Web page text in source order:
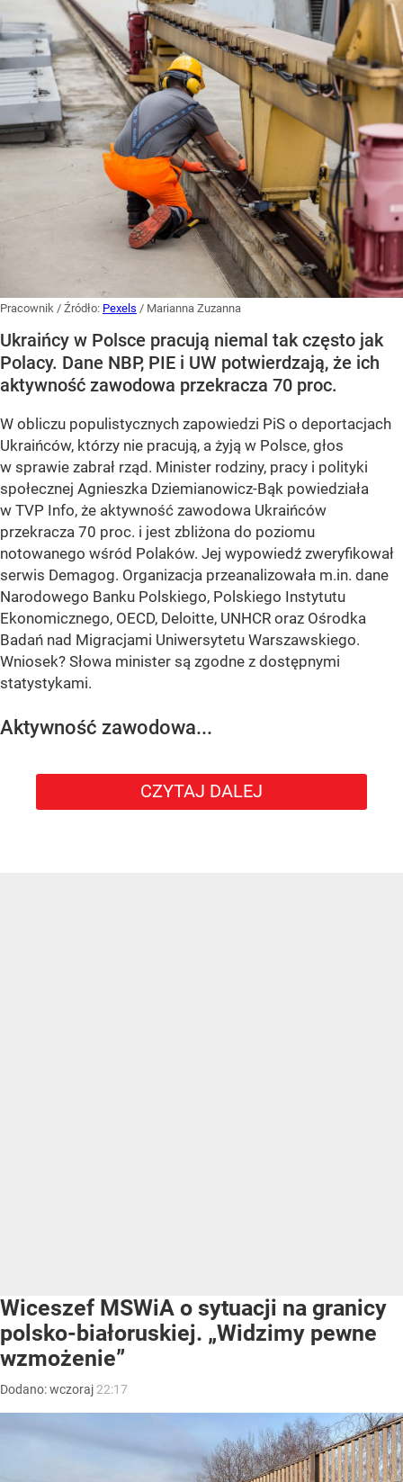
Pracownik / Źródło: Pexels / Marianna Zuzanna
Ukraińcy w Polsce pracują niemal tak często jak
Polacy. Dane NBP, PIE i UW potwierdzają, że ich
aktywność zawodowa przekracza 70 proc.
W obliczu populistycznych zapowiedzi PiS o deportacjach
Ukraińców, którzy nie pracują, a żyją w Polsce, głos
w sprawie zabrał rząd. Minister rodziny, pracy i polityki
społecznej Agnieszka Dziemianowicz-Bąk powiedziała
w TVP Info, że aktywność zawodowa Ukraińców
przekracza 70 proc. i jest zbliżona do poziomu
notowanego wśród Polaków. Jej wypowiedź zweryfikował
serwis Demagog. Organizacja przeanalizowała m.in. dane
Narodowego Banku Polskiego, Polskiego Instytutu
Ekonomicznego, OECD, Deloitte, UNHCR oraz Ośrodka
Badań nad Migracjami Uniwersytetu Warszawskiego.
Wniosek? Słowa minister są zgodne z dostępnymi
statystykami.
Aktywność zawodowa...
CZYTAJ DALEJ
Wiceszef MSWiA o sytuacji na granicy
polsko-białoruskiej. „Widzimy pewne
wzmożenie”
Dodano:wczoraj 22:17